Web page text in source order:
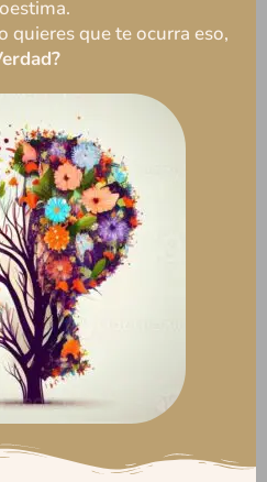
quieres que te ocurra eso,